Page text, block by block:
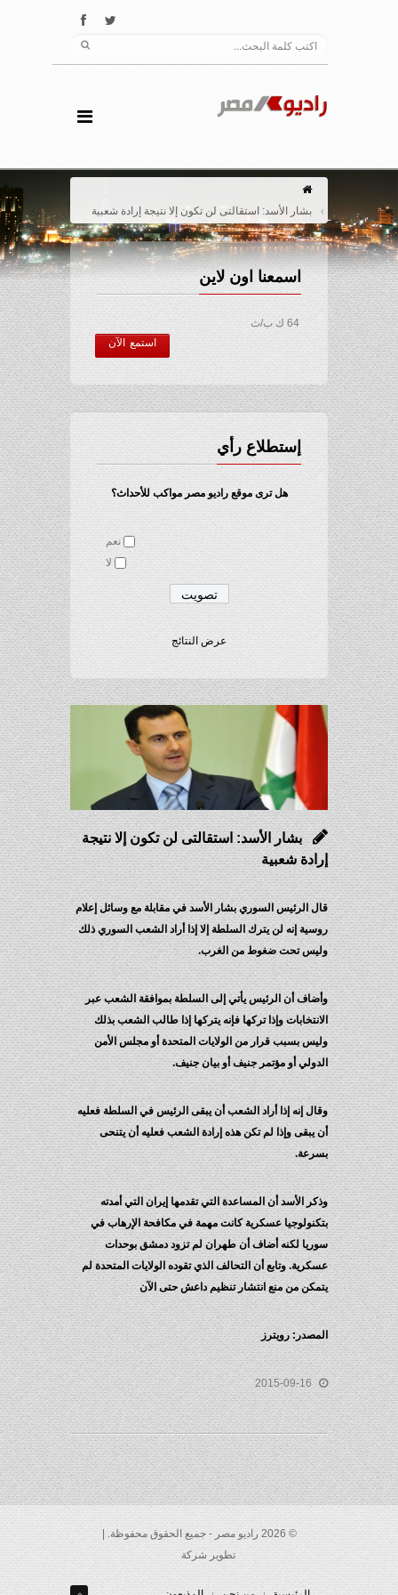
بشار الأسد: استقالتى لن تكون إلا نتيجة إرادة شعبية
اسمعنا اون لاين
64 ك ب/ث
استمع الآن
إستطلاع رأي
هل ترى موقع راديو مصر مواكب للأحداث؟
نعم
لا
عرض النتائج
بشار الأسد: استقالتى لن تكون إلا نتيجة
إرادة شعبية
قال الرئيس السوري بشار الأسد في مقابلة مع وسائل إعلام
روسية إنه لن يترك السلطة إلا إذا أراد الشعب السوري ذلك
وليس تحت ضغوط من الغرب.
وأضاف أن الرئيس يأتي إلى السلطة بموافقة الشعب عبر
الانتخابات وإذا تركها فإنه يتركها إذا طالب الشعب بذلك
وليس بسبب قرار من الولايات المتحدة أو مجلس الأمن
الدولي أو مؤتمر جنيف أو بيان جنيف.
وقال إنه إذا أراد الشعب أن يبقى الرئيس في السلطة فعليه
أن يبقى وإذا لم تكن هذه إرادة الشعب فعليه أن يتنحى
بسرعة.
وذكر الأسد أن المساعدة التي تقدمها إيران التي أمدته
بتكنولوجيا عسكرية كانت مهمة في مكافحة الإرهاب في
سوريا لكنه أضاف أن طهران لم تزود دمشق بوحدات
عسكرية. وتابع أن التحالف الذي تقوده الولايات المتحدة لم
يتمكن من منع انتشار تنظيم داعش حتى الآن
المصدر: رويترز
2015-09-16
© 2026 راديو مصر - جميع الحقوق محفوظة. |
تطوير شركة